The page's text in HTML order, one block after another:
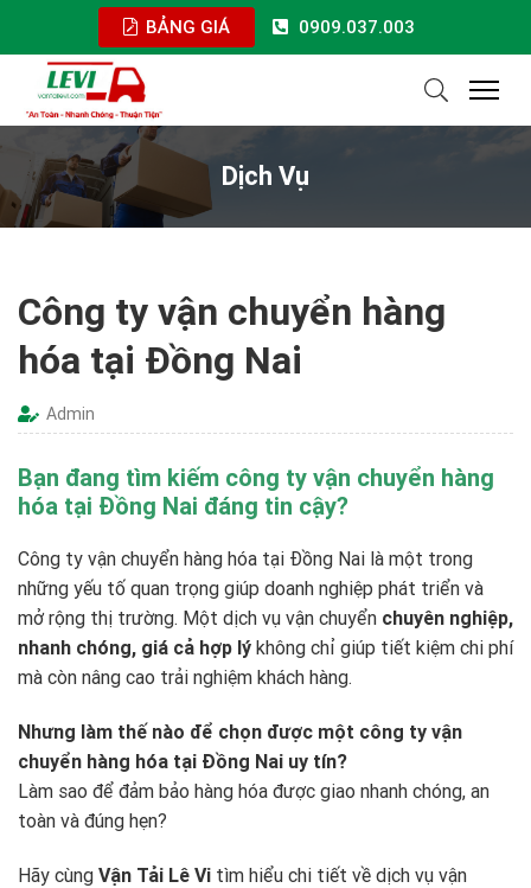
BẢNG GIÁ 0909.037.003
Dịch Vụ
Công ty vận chuyển hàng
hóa tại Đồng Nai
Admin
Bạn đang tìm kiếm công ty vận chuyển hàng
hóa tại Đồng Nai đáng tin cậy?
Công ty vận chuyển hàng hóa tại Đồng Nai là một trong
những yếu tố quan trọng giúp doanh nghiệp phát triển và
mở rộng thị trường. Một dịch vụ vận chuyển chuyên nghiệp,
nhanh chóng, giá cả hợp lý không chỉ giúp tiết kiệm chi phí
mà còn nâng cao trải nghiệm khách hàng.
Nhưng làm thế nào để chọn được một công ty vận
chuyển hàng hóa tại Đồng Nai uy tín?
Làm sao để đảm bảo hàng hóa được giao nhanh chóng, an
toàn và đúng hẹn?
Hãy cùng Vận Tải Lê Vi tìm hiểu chi tiết về dịch vụ vận